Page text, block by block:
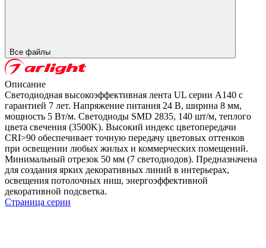
Все файлы
Описание
Светодиодная высокоэффективная лента UL серии A140 с
гарантией 7 лет. Напряжение питания 24 В, ширина 8 мм,
мощность 5 Вт/м. Светодиоды SMD 2835, 140 шт/м, теплого
цвета свечения (3500K). Высокий индекс цветопередачи
CRI>90 обеспечивает точную передачу цветовых оттенков
при освещении любых жилых и коммерческих помещений.
Минимальный отрезок 50 мм (7 светодиодов). Предназначена
для создания ярких декоративных линий в интерьерах,
освещения потолочных ниш, энергоэффективной
декоративной подсветка.
Страница серии